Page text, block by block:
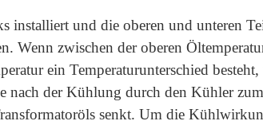
installiert und die oberen und unteren
Wenn zwischen der oberen
ein Temperaturunterschied
nach der Kühlung durch den Kühler
senkt. Um die